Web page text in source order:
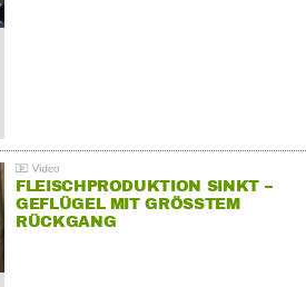
FLEISCHPRODUKTION SINKT –
GEFLÜGEL MIT GRÖSSTEM R
ÜCKGANG